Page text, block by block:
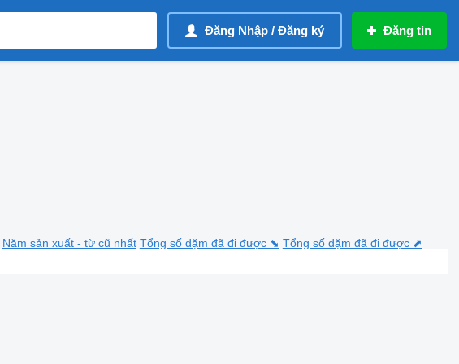
Đăng Nhập / Đăng ký Đăng tin
Năm sản xuất - từ cũ nhất Tổng số dặm đã đi được ⬊ Tổng số dặm đã đi được ⬈